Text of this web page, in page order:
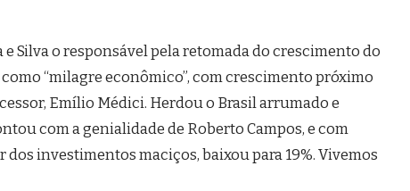
Silva o responsável pela retomada do crescimento do
“milagre econômico”, com crescimento próximo
Emílio Médici. Herdou o Brasil arrumado e
com a genialidade de Roberto Campos, e com
dos investimentos maciços, baixou para 19%. Vivemos